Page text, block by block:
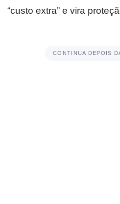
“custo extra” e vira
CONTINUA DEPOIS